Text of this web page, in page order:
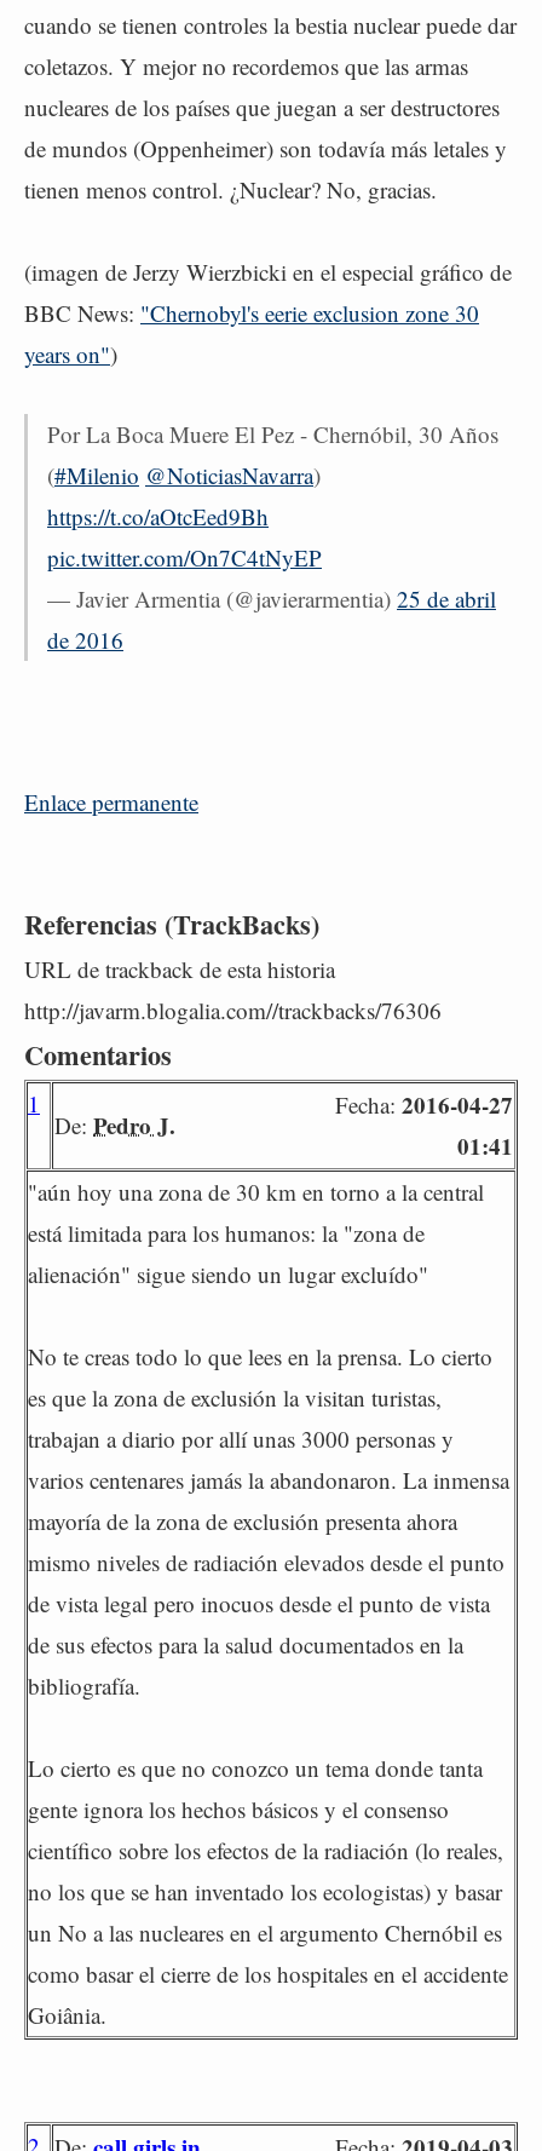
cuando se tienen controles la bestia nuclear puede dar
coletazos. Y mejor no recordemos que las armas
nucleares de los países que juegan a ser destructores
de mundos (Oppenheimer) son todavía más letales y
tienen menos control. ¿Nuclear? No, gracias.
(imagen de Jerzy Wierzbicki en el especial gráfico de
BBC News: "Chernobyl's eerie exclusion zone 30
years on")
Por La Boca Muere El Pez - Chernóbil, 30 Años
(#Milenio @NoticiasNavarra)
https://t.co/aOtcEed9Bh
pic.twitter.com/On7C4tNyEP
— Javier Armentia (@javierarmentia) 25 de abril
de 2016
Enlace permanente
Referencias (TrackBacks)
URL de trackback de esta historia
http://javarm.blogalia.com//trackbacks/76306
Comentarios
1
De: Pedro J.
Fecha: 2016-04-27
01:41
"aún hoy una zona de 30 km en torno a la central
está limitada para los humanos: la "zona de
alienación" sigue siendo un lugar excluído"
No te creas todo lo que lees en la prensa. Lo cierto
es que la zona de exclusión la visitan turistas,
trabajan a diario por allí unas 3000 personas y
varios centenares jamás la abandonaron. La inmensa
mayoría de la zona de exclusión presenta ahora
mismo niveles de radiación elevados desde el punto
de vista legal pero inocuos desde el punto de vista
de sus efectos para la salud documentados en la
bibliografía.
Lo cierto es que no conozco un tema donde tanta
gente ignora los hechos básicos y el consenso
científico sobre los efectos de la radiación (lo reales,
no los que se han inventado los ecologistas) y basar
un No a las nucleares en el argumento Chernóbil es
como basar el cierre de los hospitales en el accidente
Goiânia.